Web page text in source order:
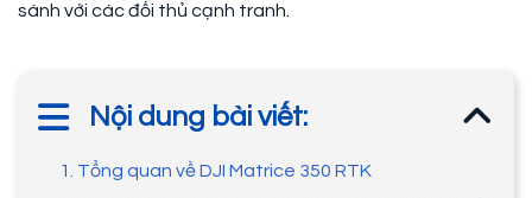
sánh với các đối thủ cạnh tranh.
Nội dung bài viết:
1. Tổng quan về DJI Matrice 350 RTK